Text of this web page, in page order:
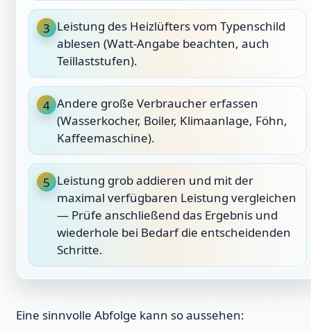
3 Leistung des Heizlüfters vom Typenschild
ablesen (Watt-Angabe beachten, auch
Teillaststufen).
4 Andere große Verbraucher erfassen
(Wasserkocher, Boiler, Klimaanlage, Föhn,
Kaffeemaschine).
5 Leistung grob addieren und mit der
maximal verfügbaren Leistung vergleichen
— Prüfe anschließend das Ergebnis und
wiederhole bei Bedarf die entscheidenden
Schritte.
Eine sinnvolle Abfolge kann so aussehen: